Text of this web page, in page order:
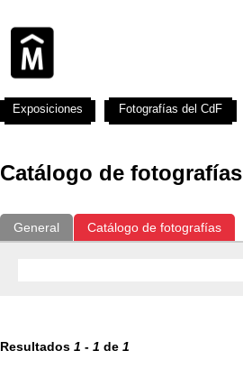
Catálogo de fotografías
General Catálogo de fotografías
Resultados 1 - 1 de 1
Exposiciones Fotografías del CdF